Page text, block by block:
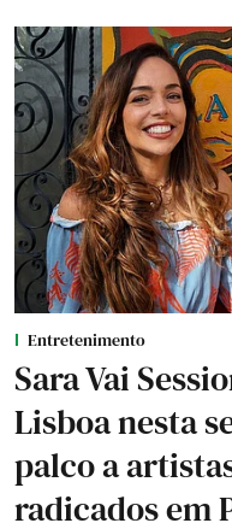
Entretenimento
Sara Vai
Lisboa nesta
palco a
radicados em